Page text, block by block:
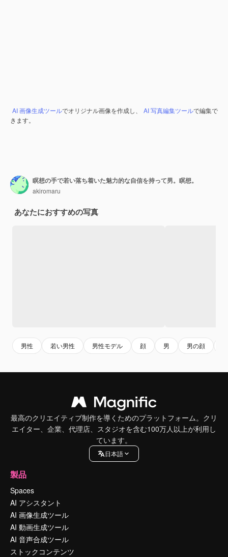
AI 画像生成ツールでオリジナル画像を作成し、 AI 写真編集ツールで編集で
きます。
瞑想の手で若い落ち着いた魅力的な自信を持って男。瞑想。
akiromaru
あなたにおすすめの写真
男性 若い男性 男性モデル 顔 男 男の顔
最高のクリエイティブ制作を導くためのプラットフォーム。クリ
エイター、企業、代理店、スタジオを含む100万人以上が利用し
ています。
日本語
製品
Spaces
AI アシスタント
AI 画像生成ツール
AI 動画生成ツール
AI 音声合成ツール
ストックコンテンツ